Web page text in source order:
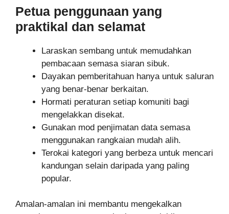
Petua penggunaan yang
praktikal dan selamat
Laraskan sembang untuk memudahkan
pembacaan semasa siaran sibuk.
Dayakan pemberitahuan hanya untuk saluran
yang benar-benar berkaitan.
Hormati peraturan setiap komuniti bagi
mengelakkan disekat.
Gunakan mod penjimatan data semasa
menggunakan rangkaian mudah alih.
Terokai kategori yang berbeza untuk mencari
kandungan selain daripada yang paling
popular.
Amalan-amalan ini membantu mengekalkan